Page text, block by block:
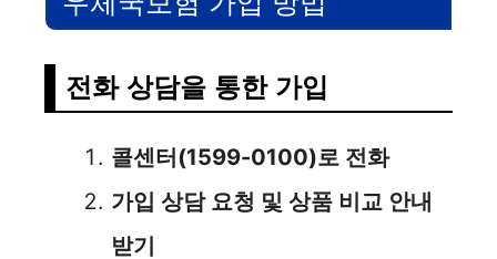
전화 상담을 통한 가입
콜센터(1599-0100)로 전화
가입 상담 요청 및 상품 비교 안내
받기